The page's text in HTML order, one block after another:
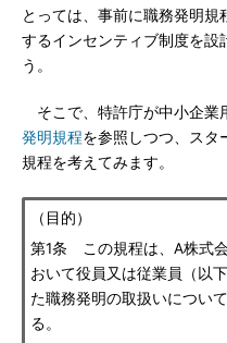
とっては、事前に職務発明
するインセンティブ制度を設
う。
そこで、特許庁が中小企業
発明規程を参照しつつ、スタ
規程を考えてみます。
（目的）
第1条 この規程は、A株式
おいて役員又は従業員（以
た職務発明の取扱いについ
る。